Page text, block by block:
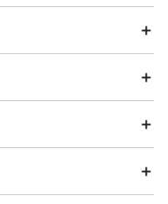
空気清浄機
扇風機
話
メラ・ビデオカメ
機
ス 布団
座布団
り棒
洗面用品
ードゲーム
・DIY用品